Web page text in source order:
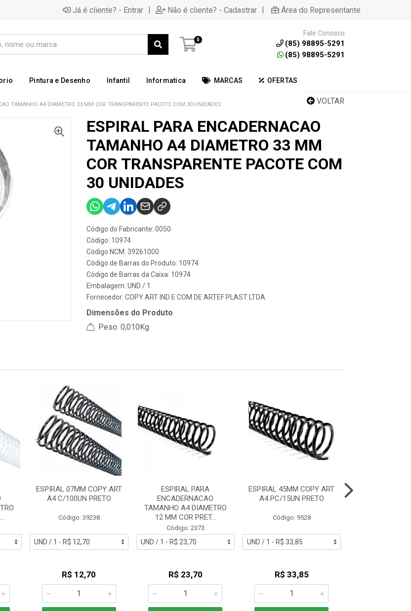
Já é cliente? - Entrar | Não é cliente? - Cadastrar | Área do Representante
0
Fale Conosco
(85) 98895-5291
(85) 98895-5291
Pintura e Desenho Infantil Informatica MARCAS OFERTAS
VOLTAR
TAMANHO A4 DIAMETRO 33 MM COR TRANSPARENTE PACOTE COM 30 UNIDADES
ESPIRAL PARA ENCADERNACAO
TAMANHO A4 DIAMETRO 33 MM
COR TRANSPARENTE PACOTE COM
30 UNIDADES
Código do Fabricante: 0050
Código: 10974
Código NCM: 39261000
Código de Barras do Produto: 10974
Código de Barras da Caixa: 10974
Embalagem: UND / 1
Fornecedor: COPY ART IND E COM DE ARTEF PLAST LTDA
Dimensões do Produto
Peso: 0,010Kg
ESPIRAL 07MM COPY ART
A4 C/100UN PRETO
Código: 39238
R$ 12,70
ESPIRAL PARA
ENCADERNACAO
TAMANHO A4 DIAMETRO
12 MM COR PRET...
Código: 2373
R$ 23,70
ESPIRAL 45MM COPY ART
A4 PC/15UN PRETO
Código: 9528
R$ 33,85